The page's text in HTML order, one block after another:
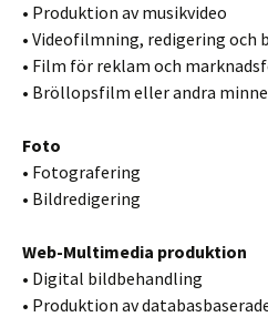
• Produktion av musikvideo
• Videofilmning, redigering och
• Film för reklam och
• Bröllopsfilm eller andra
Foto
• Fotografering
• Bildredigering
Web-Multimedia produktion
• Digital bildbehandling
• Produktion av